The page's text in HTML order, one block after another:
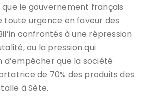
que le gouvernement français
toute urgence en faveur des
confrontés à une répression
ou la pression qui
d’empêcher que la société
de 70% des produits des
à Sète.